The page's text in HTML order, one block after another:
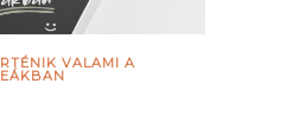
VALAMI A